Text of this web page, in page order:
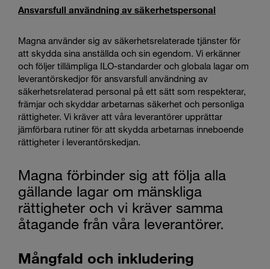
Ansvarsfull användning av säkerhetspersonal
Magna använder sig av säkerhetsrelaterade tjänster för
att skydda sina anställda och sin egendom. Vi erkänner
och följer tillämpliga ILO-standarder och globala lagar om
leverantörskedjor för ansvarsfull användning av
säkerhetsrelaterad personal på ett sätt som respekterar,
främjar och skyddar arbetarnas säkerhet och personliga
rättigheter. Vi kräver att våra leverantörer upprättar
jämförbara rutiner för att skydda arbetarnas inneboende
rättigheter i leverantörskedjan.
Magna förbinder sig att följa alla
gällande lagar om mänskliga
rättigheter och vi kräver samma
åtagande från våra leverantörer.
Mångfald och inkludering